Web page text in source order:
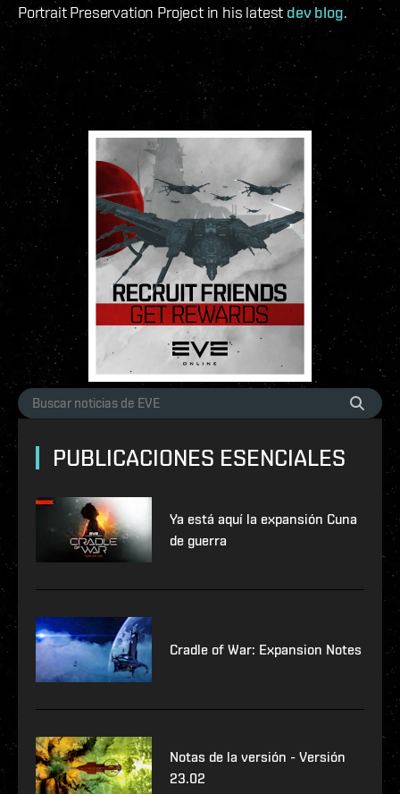
Portrait Preservation Project in his latest dev blog.
PUBLICACIONES ESENCIALES
Ya está aquí la expansión Cuna
de guerra
Cradle of War: Expansion Notes
Notas de la versión - Versión
23.02